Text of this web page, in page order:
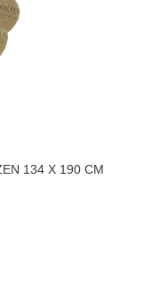
134 X 190 CM